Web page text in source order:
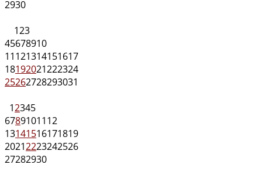
2930
123
45678910
11121314151617
18192021222324
25262728293031
12345
6789101112
13141516171819
20212223242526
27282930